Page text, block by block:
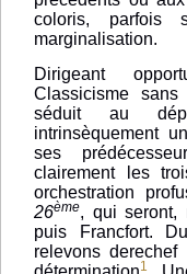
coloris, parfois
marginalisation.
Dirigeant
Classicisme sans
séduit au
intrinsèquement
ses
clairement les
orchestration
26ème, qui seront,
puis Francfort.
relevons
1